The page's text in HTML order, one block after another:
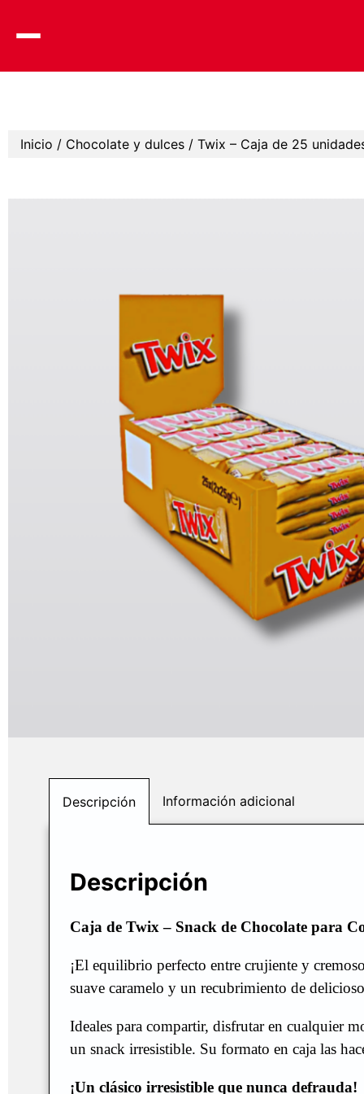
Inicio / Chocolate y dulces / Twix – Caja de 25
Descripción Información adicional
Descripción
Caja de Twix – Snack de Chocolate para
¡El equilibrio perfecto entre crujiente y
suave caramelo y un recubrimiento de
Ideales para compartir, disfrutar en cualquier
un snack irresistible. Su formato en caja las
¡Un clásico irresistible que nunca defrauda!